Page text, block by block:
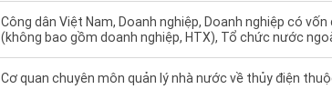
Công dân Việt Nam, Doanh nghiệp, Doanh nghiệp có
(không bao gồm doanh nghiệp, HTX), Tổ chức nước
Cơ quan chuyên môn quản lý nhà nước về thủy điện